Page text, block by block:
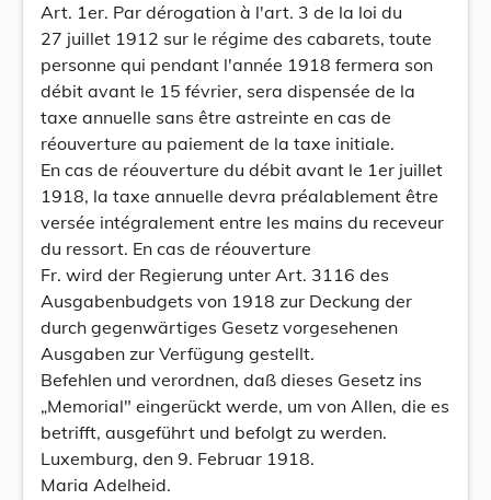
Art. 1er. Par dérogation à l'art. 3 de la loi du
27 juillet 1912 sur le régime des cabarets, toute
personne qui pendant l'année 1918 fermera son
débit avant le 15 février, sera dispensée de la
taxe annuelle sans être astreinte en cas de
réouverture au paiement de la taxe initiale.
En cas de réouverture du débit avant le 1er juillet
1918, la taxe annuelle devra préalablement être
versée intégralement entre les mains du receveur
du ressort. En cas de réouverture
Fr. wird der Regierung unter Art. 3116 des
Ausgabenbudgets von 1918 zur Deckung der
durch gegenwärtiges Gesetz vorgesehenen
Ausgaben zur Verfügung gestellt.
Befehlen und verordnen, daß dieses Gesetz ins
„Memorial" eingerückt werde, um von Allen, die es
betrifft, ausgeführt und befolgt zu werden.
Luxemburg, den 9. Februar 1918.
Maria Adelheid.